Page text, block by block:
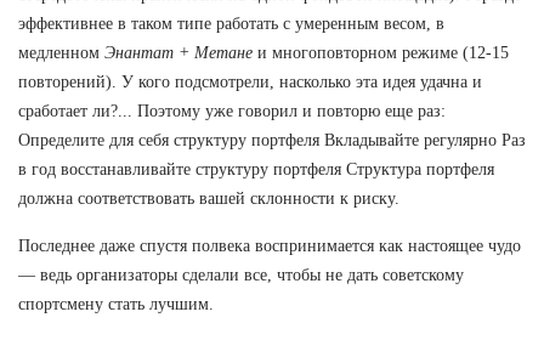
эффективнее в таком типе работать с умеренным весом, в
медленном Энантат + Метане и многоповторном режиме (12-15
повторений). У кого подсмотрели, насколько эта идея удачна и
сработает ли?... Поэтому уже говорил и повторю еще раз:
Определите для себя структуру портфеля Вкладывайте регулярно Раз
в год восстанавливайте структуру портфеля Структура портфеля
должна соответствовать вашей склонности к риску.
Последнее даже спустя полвека воспринимается как настоящее чудо
— ведь организаторы сделали все, чтобы не дать советскому
спортсмену стать лучшим.